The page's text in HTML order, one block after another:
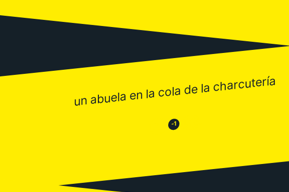
un abuela en la cola de la charcutería
😒 -1 😂